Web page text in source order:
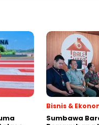
Bisnis &
Sumbawa